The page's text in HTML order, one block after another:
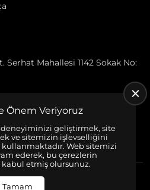
Serhat Mahallesi 1142 Sokak No:
Us Yazılım
ile Hazırlanmıştır. © 2025
Önem Veriyoruz
geliştirmek, site
ve sitemizin işlevselliğini
Web sitemizi
ederek, bu çerezlerin
kabul etmiş olursunuz.
Tamam